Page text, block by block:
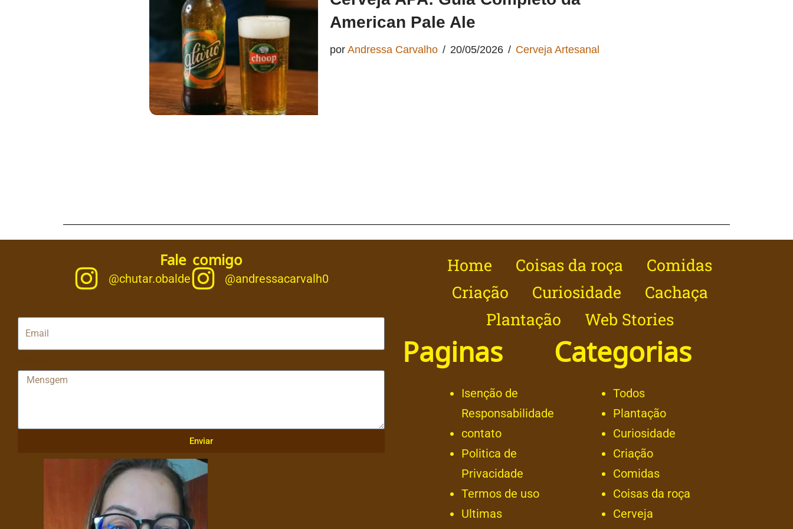
American Pale Ale
porAndressa Carvalho 20/05/2026 Cerveja Artesanal
Fale comigo
@chutar.obalde @andressacarvalh0
Enviar
Home Coisas da roça
Comidas
Criação
Curiosidade
Cachaça
Plantação
Web Stories
Paginas
Isenção de
Responsabilidade
contato
Politica de
Privacidade
Termos de uso
Ultimas
Categorias
Todos
Plantação
Curiosidade
Criação
Comidas
Coisas da roça
Cerveja